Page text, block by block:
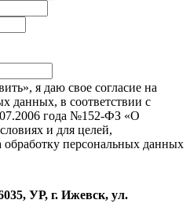
я даю свое согласие на
данных, в соответствии с
года №152-ФЗ «О
и для целей,
персональных данных
УР, г. Ижевск, ул.